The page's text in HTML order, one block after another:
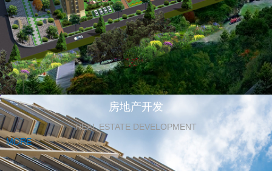
房地产开发
REAL ESTATE DEVELOPMENT
MORE